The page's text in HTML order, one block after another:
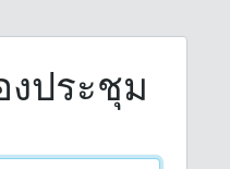
งประชุม